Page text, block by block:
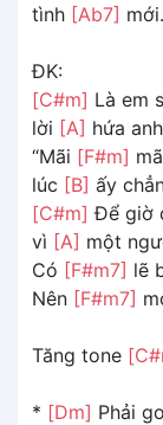
tình [Ab7] mới.
ĐK:
[C#m] Là em
lời [A] hứa
“Mãi [F#m]
lúc [B] ấy
[C#m] Để giờ
vì [A] một
Có [F#m7] lẽ
Nên [F#m7]
Tăng tone
* [Dm] Phải